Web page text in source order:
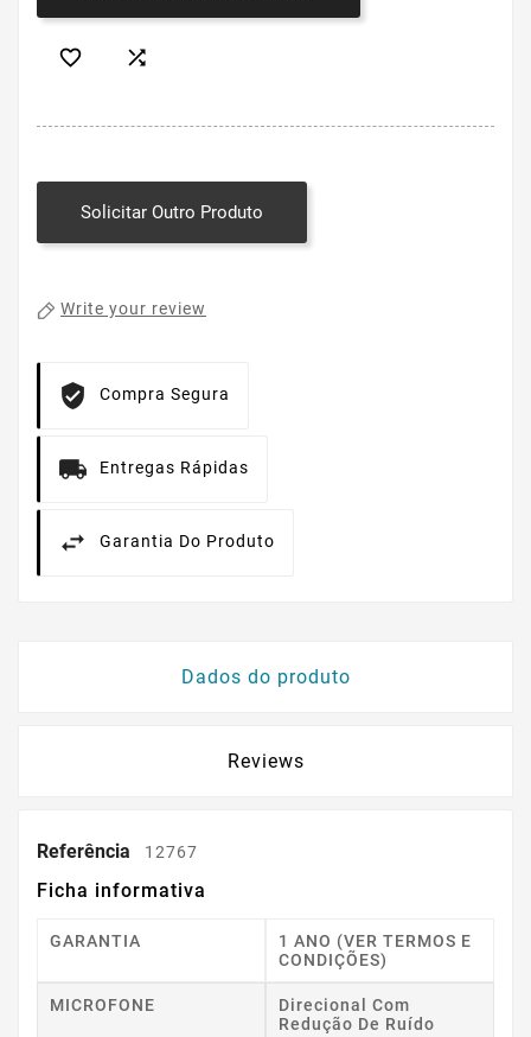
 
Solicitar Outro Produto
Write your review
Compra Segura
Entregas Rápidas
Garantia Do Produto
Dados do produto
Reviews
Referência 12767
Ficha informativa
GARANTIA
1 ANO (VER TERMOS E
CONDIÇÕES)
MICROFONE
Direcional Com
Redução De Ruído